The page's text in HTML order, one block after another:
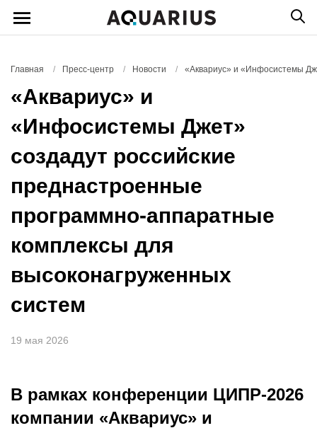
Главная / Пресс-центр / Новости / «Аквариус» и «Инфосистемы
«Аквариус» и
«Инфосистемы Джет»
создадут российские
преднастроенные
программно-аппаратные
комплексы для
высоконагруженных
систем
19 мая 2026
В рамках конференции ЦИПР-2026
компании «Аквариус» и